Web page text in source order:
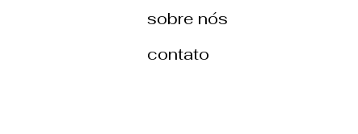
sobre nós
contato